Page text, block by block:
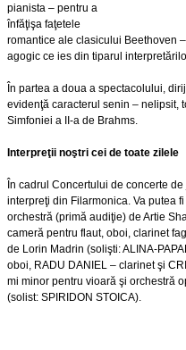
pianista – pentru a
înfăţişa faţetele
romantice ale clasicului Beethoven
agogic ce ies din tiparul
În partea a doua a spectacolului,
evidenţă caracterul senin – nelipsit,
Simfoniei a II-a de Brahms.
Interpreţii noştri cei de toate zilele
În cadrul Concertului de concerte
interpreţi din Filarmonica. Va putea
orchestră (primă audiţie) de Artie
cameră pentru flaut, oboi, clarinet
de Lorin Madrin (solişti: ALINA-
oboi, RADU DANIEL – clarinet şi
mi minor pentru vioară şi orchestră
(solist: SPIRIDON STOICA).